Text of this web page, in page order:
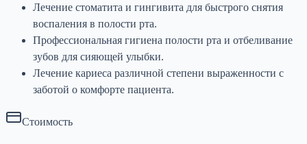
Лечение стоматита и гингивита для быстрого снятия
воспаления в полости рта.
Профессиональная гигиена полости рта и отбеливание
зубов для сияющей улыбки.
Лечение кариеса различной степени выраженности с
заботой о комфорте пациента.
Стоимость